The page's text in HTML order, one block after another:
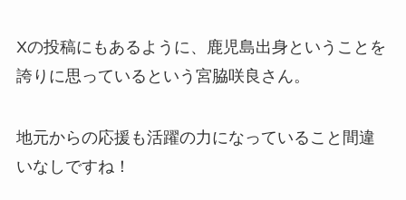
Xの投稿にもあるように、鹿児島出身ということを
誇りに思っているという宮脇咲良さん。
地元からの応援も活躍の力になっていること間違
いなしですね！